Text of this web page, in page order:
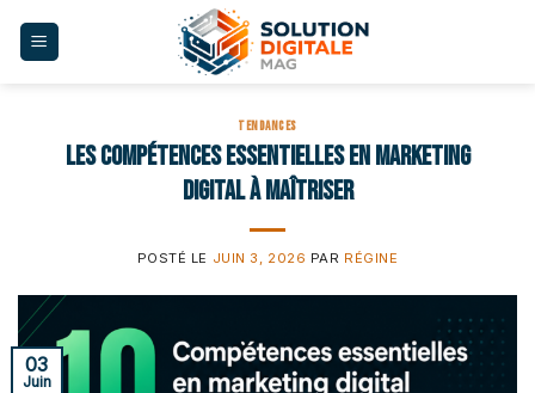
TENDANCES
Les compétences essentielles en marketing
digital à maîtriser
POSTÉ LE JUIN 3, 2026 PAR RÉGINE
03
Juin